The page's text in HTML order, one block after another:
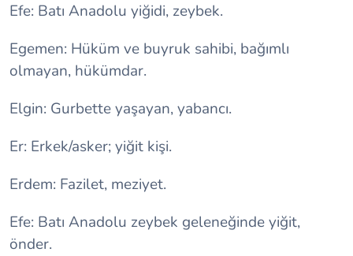
Efe: Batı Anadolu yiğidi, zeybek.
Egemen: Hüküm ve buyruk sahibi, bağımlı
olmayan, hükümdar.
Elgin: Gurbette yaşayan, yabancı.
Er: Erkek/asker; yiğit kişi.
Erdem: Fazilet, meziyet.
Efe: Batı Anadolu zeybek geleneğinde yiğit,
önder.